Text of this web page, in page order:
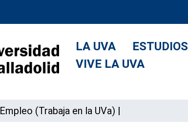
LA UVA ESTUDIOS
VIVE LA UVA
Empleo (Trabaja en la UVa) |